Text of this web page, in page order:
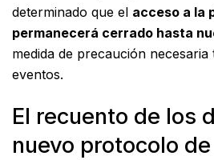
determinado que el acceso a la
permanecerá cerrado hasta
medida de precaución
eventos.
El recuento de los
nuevo protocolo